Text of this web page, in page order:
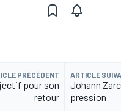
PRÉCÉDENT
pour son
retour
ARTICLE
Johann
pression